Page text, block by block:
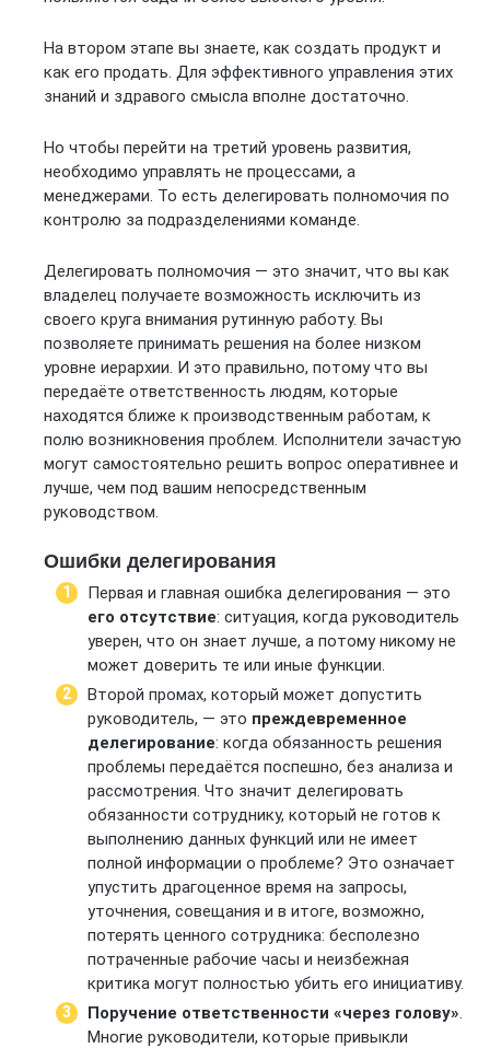
На втором этапе вы знаете, как создать продукт и
как его продать. Для эффективного управления этих
знаний и здравого смысла вполне достаточно.
Но чтобы перейти на третий уровень развития,
необходимо управлять не процессами, а
менеджерами. То есть делегировать полномочия по
контролю за подразделениями команде.
Делегировать полномочия — это значит, что вы как
владелец получаете возможность исключить из
своего круга внимания рутинную работу. Вы
позволяете принимать решения на более низком
уровне иерархии. И это правильно, потому что вы
передаёте ответственность людям, которые
находятся ближе к производственным работам, к
полю возникновения проблем. Исполнители зачастую
могут самостоятельно решить вопрос оперативнее и
лучше, чем под вашим непосредственным
руководством.
Ошибки делегирования
Первая и главная ошибка делегирования — это
его отсутствие: ситуация, когда руководитель
уверен, что он знает лучше, а потому никому не
может доверить те или иные функции.
Второй промах, который может допустить
руководитель, — это преждевременное
делегирование: когда обязанность решения
проблемы передаётся поспешно, без анализа и
рассмотрения. Что значит делегировать
обязанности сотруднику, который не готов к
выполнению данных функций или не имеет
полной информации о проблеме? Это означает
упустить драгоценное время на запросы,
уточнения, совещания и в итоге, возможно,
потерять ценного сотрудника: бесполезно
потраченные рабочие часы и неизбежная
критика могут полностью убить его инициативу.
Поручение ответственности «через голову».
Многие руководители, которые привыкли